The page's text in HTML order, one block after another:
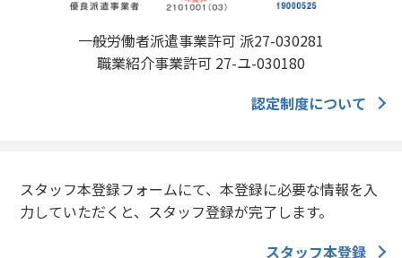
一般労働者派遣事業許可 派27-030281
職業紹介事業許可 27-ユ-030180
認定制度について
スタッフ本登録フォームにて、本登録に必要な情報を入
力していただくと、スタッフ登録が完了します。
スタッフ本登録